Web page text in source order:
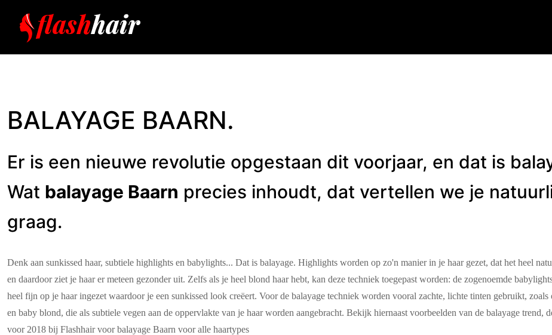
BALAYAGE BAARN.
Er is een nieuwe revolutie opgestaan dit voorjaar, en dat is
Wat balayage Baarn precies inhoudt, dat vertellen we je
graag.
Denk aan sunkissed haar, subtiele highlights en babylights... Dat is balayage. Highlights worden op zo'n manier in je haar gezet, dat het heel
en daardoor ziet je haar er meteen gezonder uit. Zelfs als je heel blond haar hebt, kan deze techniek toegepast worden: de zogenoemde
heel fijn op je haar ingezet waardoor je een sunkissed look creëert. Voor de balayage techniek worden vooral zachte, lichte tinten gebruikt, zoals
en baby blond, die als subtiele vegen aan de oppervlakte van je haar worden aangebracht. Bekijk hiernaast voorbeelden van de balayage trend,
voor 2018 bij Flashhair voor balayage Baarn voor alle haartypes